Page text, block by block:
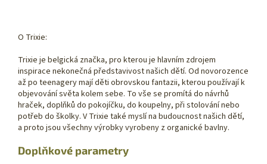
O Trixie:
Trixie je belgická značka, pro kterou je hlavním zdrojem
inspirace nekonečná představivost našich dětí. Od novorozence
až po teenagery mají děti obrovskou fantazii, kterou používají k
objevování světa kolem sebe. To vše se promítá do návrhů
hraček, doplňků do pokojíčku, do koupelny, při stolování nebo
potřeb do školky. V Trixie také myslí na budoucnost našich dětí,
a proto jsou všechny výrobky vyrobeny z organické bavlny.
Doplňkové parametry